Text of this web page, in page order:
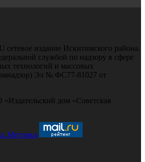
издание Искитимского района.
службой по надзору в сфере
технологий и массовых
Эл № ФС77-81027 от
дом «Советская